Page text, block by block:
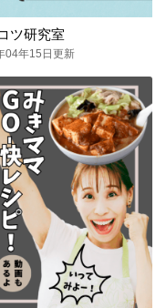
ツ研究室
04年15日更新